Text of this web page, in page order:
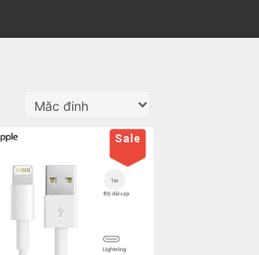
Sale